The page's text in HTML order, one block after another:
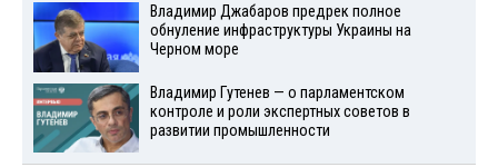
Владимир Джабаров предрек полное
обнуление инфраструктуры Украины на
Черном море
Владимир Гутенев — о парламентском
контроле и роли экспертных советов в
развитии промышленности